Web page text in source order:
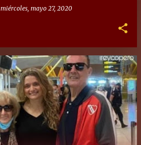
miércoles, mayo 27, 2020